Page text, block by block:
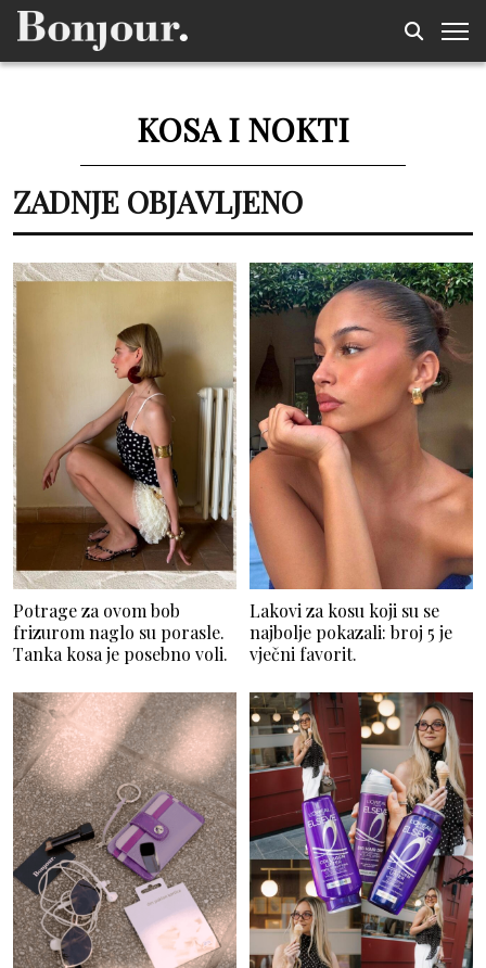
KOSA I NOKTI
ZADNJE OBJAVLJENO
Potrage za ovom bob
frizurom naglo su porasle.
Tanka kosa je posebno voli.
Lakovi za kosu koji su se
najbolje pokazali: broj 5 je
vječni favorit.